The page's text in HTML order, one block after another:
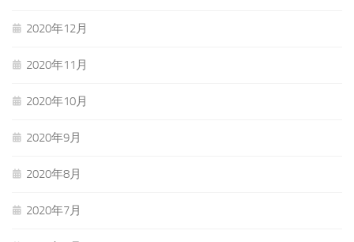
2020年12月
2020年11月
2020年10月
2020年9月
2020年8月
2020年7月